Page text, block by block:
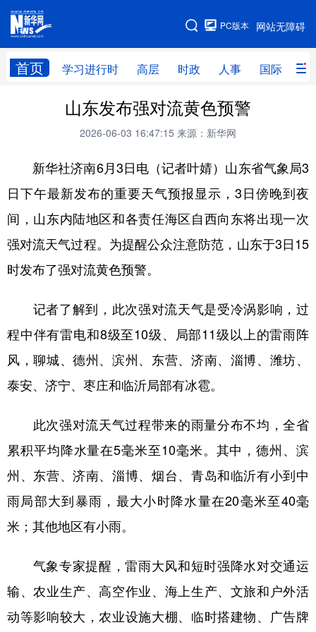
网站无障碍
PC版本
首页 学习进行时 高层 时政 人事 国际 财
网站地图
学习进行时 高层 时政
财经 网评
台湾 思客智库 全球连线 教育
科技 科创 量子 体育
文化 书画 健康 军事
访谈 视频 图片 政务
食品 人居 信息化 数字经济
学术中国 乡村振兴 银龄 溯源中国
公益 一带一路 亚太网 上市公司
文化产业
地方频道
辽宁 吉林 上海 江苏
山东发布强对流黄色预警
2026-06-03 16:47:15 来源：新华网
新华社济南6月3日电（记者叶婧）山东省气象局3
日下午最新发布的重要天气预报显示，3日傍晚到夜
间，山东内陆地区和各责任海区自西向东将出现一次
强对流天气过程。为提醒公众注意防范，山东于3日15
时发布了强对流黄色预警。
记者了解到，此次强对流天气是受冷涡影响，过
程中伴有雷电和8级至10级、局部11级以上的雷雨阵
风，聊城、德州、滨州、东营、济南、淄博、潍坊、
泰安、济宁、枣庄和临沂局部有冰雹。
此次强对流天气过程带来的雨量分布不均，全省
累积平均降水量在5毫米至10毫米。其中，德州、滨
州、东营、济南、淄博、烟台、青岛和临沂有小到中
雨局部大到暴雨，最大小时降水量在20毫米至40毫
米；其他地区有小雨。
气象专家提醒，雷雨大风和短时强降水对交通运
输、农业生产、高空作业、海上生产、文旅和户外活
动等影响较大，农业设施大棚、临时搭建物、广告牌